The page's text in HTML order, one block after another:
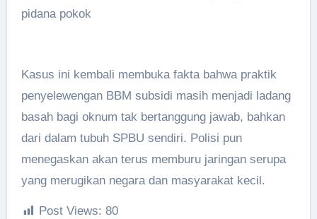
pidana pokok
Kasus ini kembali membuka fakta bahwa praktik
penyelewengan BBM subsidi masih menjadi ladang
basah bagi oknum tak bertanggung jawab, bahkan
dari dalam tubuh SPBU sendiri. Polisi pun
menegaskan akan terus memburu jaringan serupa
yang merugikan negara dan masyarakat kecil.
Post Views: 80